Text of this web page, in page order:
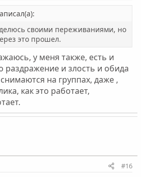
своими переживаниями, но
это прошел.
у меня также, есть и
раздражение и злость и обида
на группах, даже ,
как это работает,
#16